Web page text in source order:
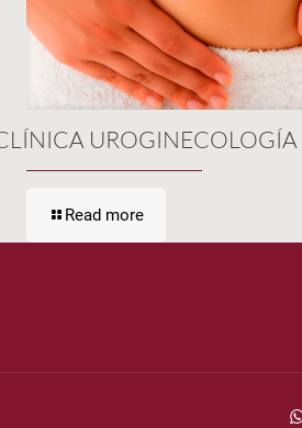
UROGINECOLOGÍA
Read more